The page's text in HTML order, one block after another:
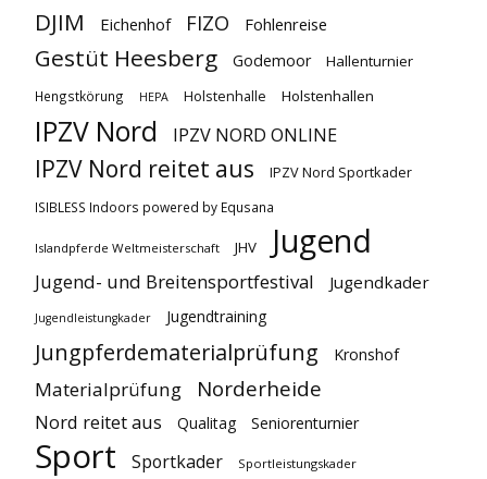
DJIM Eichenhof FIZO Fohlenreise
Gestüt Heesberg Godemoor Hallenturnier
Hengstkörung HEPA Holstenhalle Holstenhallen
IPZV Nord IPZV NORD ONLINE
IPZV Nord reitet aus IPZV Nord Sportkader
ISIBLESS Indoors powered by Equsana
Islandpferde Weltmeisterschaft JHV Jugend
Jugend- und Breitensportfestival Jugendkader
Jugendleistungkader Jugendtraining
Jungpferdematerialprüfung Kronshof
Materialprüfung Norderheide
Nord reitet aus Qualitag Seniorenturnier
Sport Sportkader Sportleistungskader